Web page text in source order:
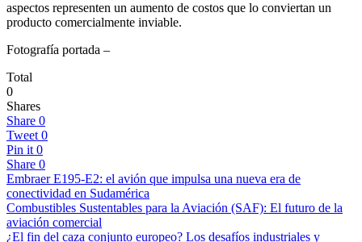
aspectos representen un aumento de costos que lo conviertan un
producto comercialmente inviable.
Fotografía portada –
Total
0
Shares
Share 0
Tweet 0
Pin it 0
Share 0
Embraer E195-E2: el avión que impulsa una nueva era de
conectividad en Sudamérica
Combustibles Sustentables para la Aviación (SAF): El futuro de la
aviación comercial
¿El fin del caza conjunto europeo? Los desafíos industriales y